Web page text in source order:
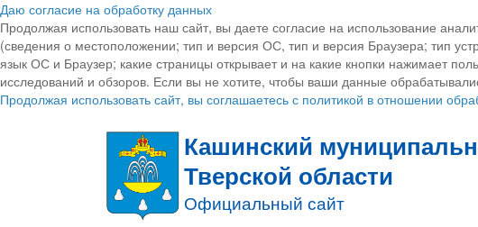
Даю согласие на обработку данных
Продолжая использовать наш сайт, вы даете согласие на использование
(сведения о местоположении; тип и версия ОС, тип и версия Браузера; тип
язык ОС и Браузер; какие страницы открывает и на какие кнопки нажимает
исследований и обзоров. Если вы не хотите, чтобы ваши данные
Продолжая использовать сайт, вы соглашаетесь с политикой в отношении